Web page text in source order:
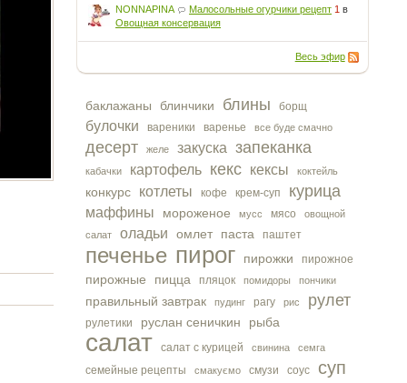
NONNAPINA Малосольные огурчики рецепт 1 в
Овощная консервация
Весь эфир
баклажаны блинчики блины борщ
булочки вареники варенье все буде смачно
десерт желе закуска запеканка
кабачки картофель кекс кексы коктейль
конкурс котлеты кофе крем-суп курица
маффины мороженое мусс мясо
овощной
салат
оладьи омлет паста паштет
печенье пирог пирожки пирожное
пирожные пицца пляцок помидоры пончики
правильный завтрак пудинг рагу рис рулет
рулетики руслан сеничкин рыба
салат салат с курицей свинина семга
семейные рецепты смакуємо смузи соус суп